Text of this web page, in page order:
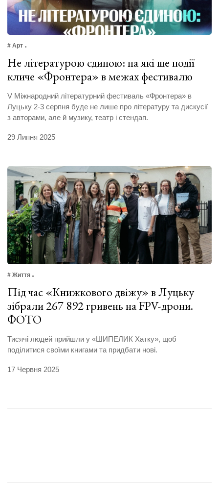
# Арт
Не літературою єдиною: на які ще події
кличе «Фронтера» в межах фестивалю
V Міжнародний літературний фестиваль «Фронтера» в
Луцьку 2-3 серпня буде не лише про літературу та дискусії
з авторами, але й музику, театр і стендап.
29 Липня 2025
# Життя
Під час «Книжкового двіжу» в Луцьку
зібрали 267 892 гривень на FPV-дрони.
ФОТО
Тисячі людей прийшли у «ШИПЕЛИК Хатку», щоб
поділитися своїми книгами та придбати нові.
17 Червня 2025